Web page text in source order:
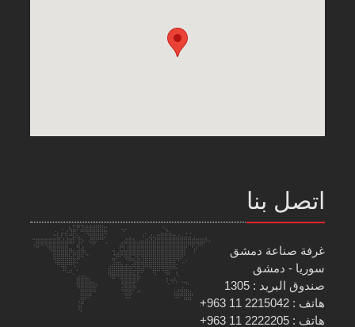
اتصل بنا
غرفة صناعة دمشق
سوريا - دمشق
صندوق البريد : 1305
هاتف : 2215042 11 963+
هاتف : 2222205 11 963+